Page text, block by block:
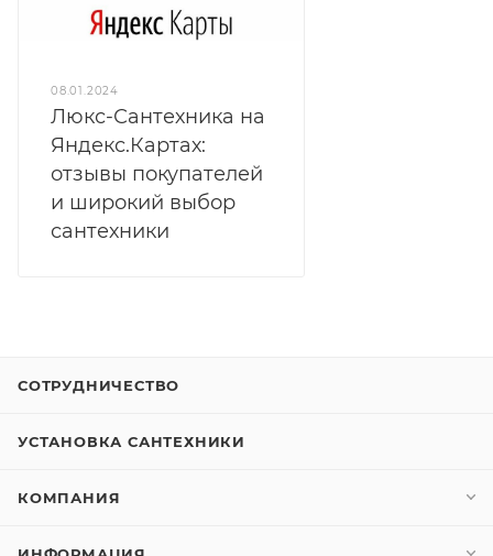
08.01.2024
Люкс-Сантехника на
Яндекс.Картах:
отзывы покупателей
и широкий выбор
сантехники
СОТРУДНИЧЕСТВО
УСТАНОВКА САНТЕХНИКИ
КОМПАНИЯ